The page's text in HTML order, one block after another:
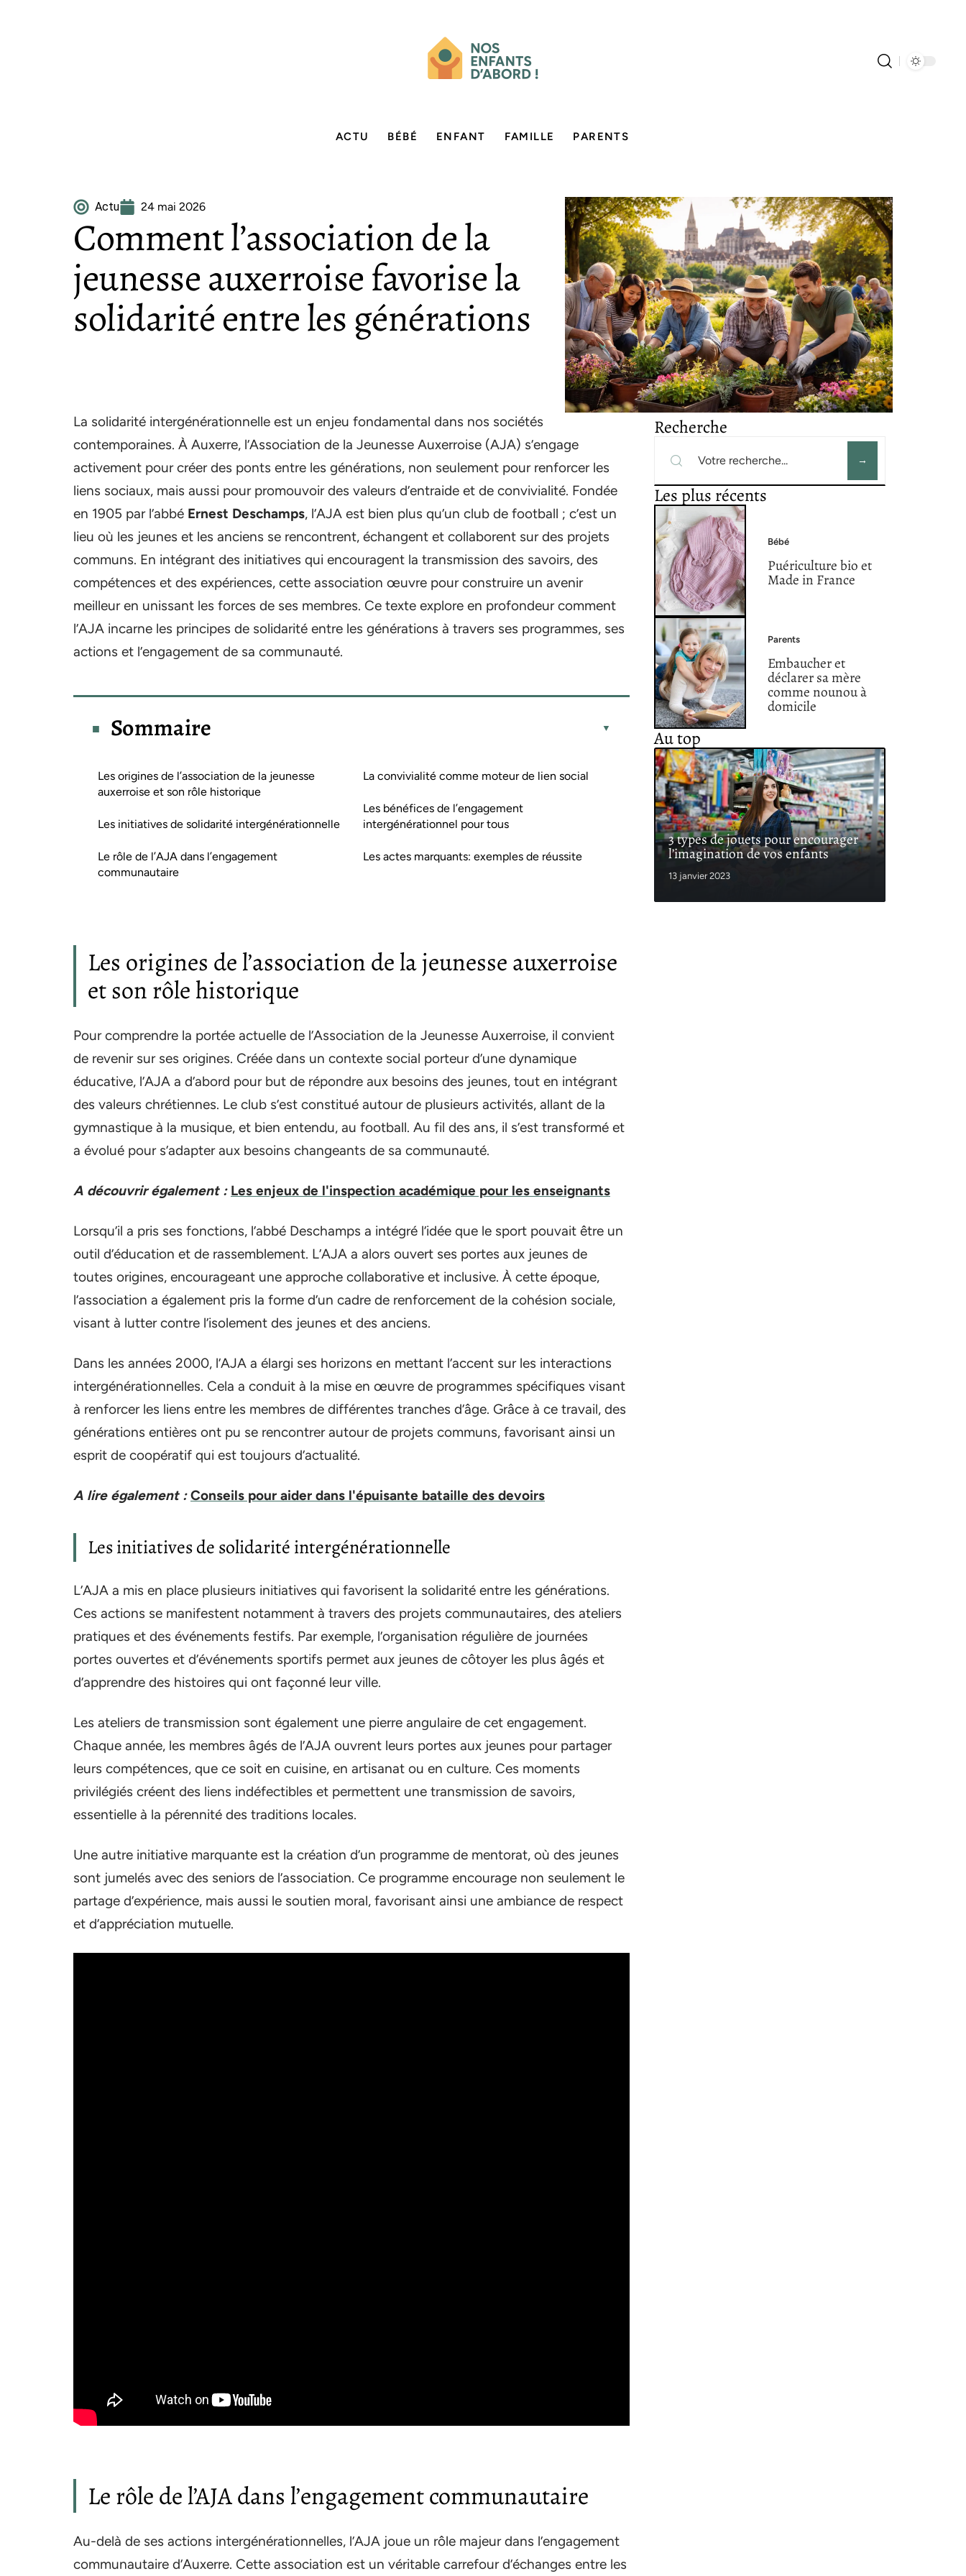
ACTU BÉBÉ ENFANT FAMILLE PARENTS
Actu 24 mai 2026
Comment l’association de la
jeunesse auxerroise favorise la
solidarité entre les générations
La solidarité intergénérationnelle est un enjeu fondamental dans nos sociétés
contemporaines. À Auxerre, l’Association de la Jeunesse Auxerroise (AJA) s’engage
activement pour créer des ponts entre les générations, non seulement pour renforcer les
liens sociaux, mais aussi pour promouvoir des valeurs d’entraide et de convivialité. Fondée
en 1905 par l’abbé Ernest Deschamps, l’AJA est bien plus qu’un club de football ; c’est un
lieu où les jeunes et les anciens se rencontrent, échangent et collaborent sur des projets
communs. En intégrant des initiatives qui encouragent la transmission des savoirs, des
compétences et des expériences, cette association œuvre pour construire un avenir
meilleur en unissant les forces de ses membres. Ce texte explore en profondeur comment
l’AJA incarne les principes de solidarité entre les générations à travers ses programmes, ses
actions et l’engagement de sa communauté.
Sommaire
Les origines de l’association de la jeunesse
auxerroise et son rôle historique
Les initiatives de solidarité intergénérationnelle
Le rôle de l’AJA dans l’engagement
communautaire
La convivialité comme moteur de lien social
Les bénéfices de l’engagement
intergénérationnel pour tous
Les actes marquants: exemples de réussite
Les origines de l’association de la jeunesse auxerroise
et son rôle historique
Pour comprendre la portée actuelle de l’Association de la Jeunesse Auxerroise, il convient
de revenir sur ses origines. Créée dans un contexte social porteur d’une dynamique
éducative, l’AJA a d’abord pour but de répondre aux besoins des jeunes, tout en intégrant
des valeurs chrétiennes. Le club s’est constitué autour de plusieurs activités, allant de la
gymnastique à la musique, et bien entendu, au football. Au fil des ans, il s’est transformé et
a évolué pour s’adapter aux besoins changeants de sa communauté.
A découvrir également : Les enjeux de l'inspection académique pour les enseignants
Lorsqu’il a pris ses fonctions, l’abbé Deschamps a intégré l’idée que le sport pouvait être un
outil d’éducation et de rassemblement. L’AJA a alors ouvert ses portes aux jeunes de
toutes origines, encourageant une approche collaborative et inclusive. À cette époque,
l’association a également pris la forme d’un cadre de renforcement de la cohésion sociale,
visant à lutter contre l’isolement des jeunes et des anciens.
Dans les années 2000, l’AJA a élargi ses horizons en mettant l’accent sur les interactions
intergénérationnelles. Cela a conduit à la mise en œuvre de programmes spécifiques visant
à renforcer les liens entre les membres de différentes tranches d’âge. Grâce à ce travail, des
générations entières ont pu se rencontrer autour de projets communs, favorisant ainsi un
esprit de coopératif qui est toujours d’actualité.
A lire également : Conseils pour aider dans l'épuisante bataille des devoirs
Les initiatives de solidarité intergénérationnelle
L’AJA a mis en place plusieurs initiatives qui favorisent la solidarité entre les générations.
Ces actions se manifestent notamment à travers des projets communautaires, des ateliers
pratiques et des événements festifs. Par exemple, l’organisation régulière de journées
portes ouvertes et d’événements sportifs permet aux jeunes de côtoyer les plus âgés et
d’apprendre des histoires qui ont façonné leur ville.
Les ateliers de transmission sont également une pierre angulaire de cet engagement.
Chaque année, les membres âgés de l’AJA ouvrent leurs portes aux jeunes pour partager
leurs compétences, que ce soit en cuisine, en artisanat ou en culture. Ces moments
privilégiés créent des liens indéfectibles et permettent une transmission de savoirs,
essentielle à la pérennité des traditions locales.
Une autre initiative marquante est la création d’un programme de mentorat, où des jeunes
sont jumelés avec des seniors de l’association. Ce programme encourage non seulement le
partage d’expérience, mais aussi le soutien moral, favorisant ainsi une ambiance de respect
et d’appréciation mutuelle.
Le rôle de l’AJA dans l’engagement communautaire
Au-delà de ses actions intergénérationnelles, l’AJA joue un rôle majeur dans l’engagement
communautaire d’Auxerre. Cette association est un véritable carrefour d’échanges entre les
Recherche
Les plus récents
Bébé
Puériculture bio et
Made in France
Parents
Embaucher et
déclarer sa mère
comme nounou à
domicile
Au top
3 types de jouets pour encourager
l’imagination de vos enfants
13 janvier 2023